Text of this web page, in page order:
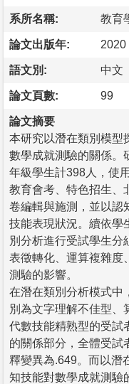
系所名稱: 教育
論文出版年: 2020
語文別: 中文
論文頁數: 99
論文摘要
本研究以潛在類別模型
數學成就測驗的關係。
年級學生計398人，使
教育會考、特色招生、
卷編輯與施測，並以認
技能表現狀況。續依學
別分析進行受試學生分
表徵轉化、運算複雜度
測驗的影響。
在潛在類別分析模式中
別為文字理解不佳型、
代數技能精熟型的受試
的關係部分，全體受試
釋變異為.649。而以潛
知技能對數學成就測驗